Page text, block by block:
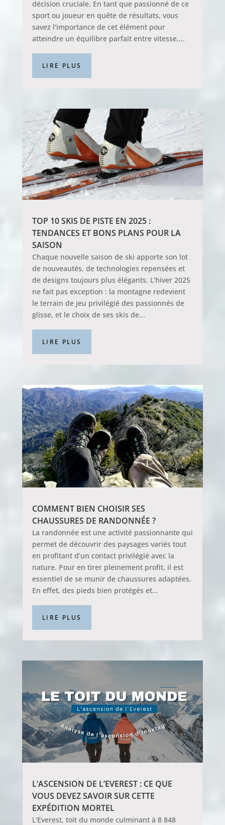
décision cruciale. En tant que passionné de ce
sport ou joueur en quête de résultats, vous
savez l'importance de cet élément pour
atteindre un équilibre parfait entre vitesse,...
LIRE PLUS
TOP 10 SKIS DE PISTE EN 2025 :
TENDANCES ET BONS PLANS POUR LA
SAISON
Chaque nouvelle saison de ski apporte son lot
de nouveautés, de technologies repensées et
de designs toujours plus élégants. L’hiver 2025
ne fait pas exception : la montagne redevient
le terrain de jeu privilégié des passionnés de
glisse, et le choix de ses skis de...
LIRE PLUS
COMMENT BIEN CHOISIR SES
CHAUSSURES DE RANDONNÉE ?
La randonnée est une activité passionnante qui
permet de découvrir des paysages variés tout
en profitant d’un contact privilégié avec la
nature. Pour en tirer pleinement profit, il est
essentiel de se munir de chaussures adaptées.
En effet, des pieds bien protégés et...
LIRE PLUS
L’ASCENSION DE L’EVEREST : CE QUE
VOUS DEVEZ SAVOIR SUR CETTE
EXPÉDITION MORTEL
L'Everest, toit du monde culminant à 8 848